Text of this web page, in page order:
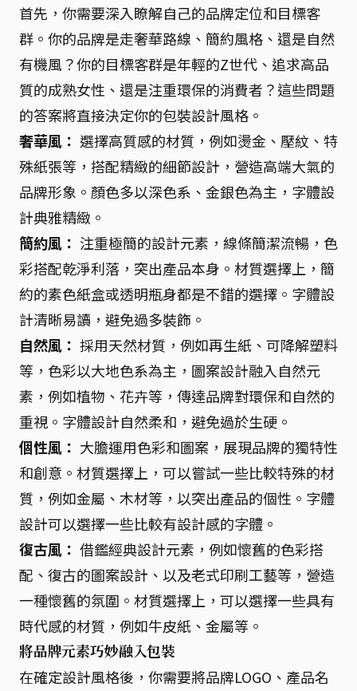
首先，你需要深入瞭解自己的品牌定位和目標客
群。你的品牌是走奢華路線、簡約風格、還是自然
有機風？你的目標客群是年輕的Z世代、追求高品
質的成熟女性、還是注重環保的消費者？這些問題
的答案將直接決定你的包裝設計風格。
奢華風： 選擇高質感的材質，例如燙金、壓紋、特
殊紙張等，搭配精緻的細節設計，營造高端大氣的
品牌形象。顏色多以深色系、金銀色為主，字體設
計典雅精緻。
簡約風： 注重極簡的設計元素，線條簡潔流暢，色
彩搭配乾淨利落，突出產品本身。材質選擇上，簡
約的素色紙盒或透明瓶身都是不錯的選擇。字體設
計清晰易讀，避免過多裝飾。
自然風： 採用天然材質，例如再生紙、可降解塑料
等，色彩以大地色系為主，圖案設計融入自然元
素，例如植物、花卉等，傳達品牌對環保和自然的
重視。字體設計自然柔和，避免過於生硬。
個性風： 大膽運用色彩和圖案，展現品牌的獨特性
和創意。材質選擇上，可以嘗試一些比較特殊的材
質，例如金屬、木材等，以突出產品的個性。字體
設計可以選擇一些比較有設計感的字體。
復古風： 借鑑經典設計元素，例如懷舊的色彩搭
配、復古的圖案設計、以及老式印刷工藝等，營造
一種懷舊的氛圍。材質選擇上，可以選擇一些具有
時代感的材質，例如牛皮紙、金屬等。
將品牌元素巧妙融入包裝
在確定設計風格後，你需要將品牌LOGO、產品名